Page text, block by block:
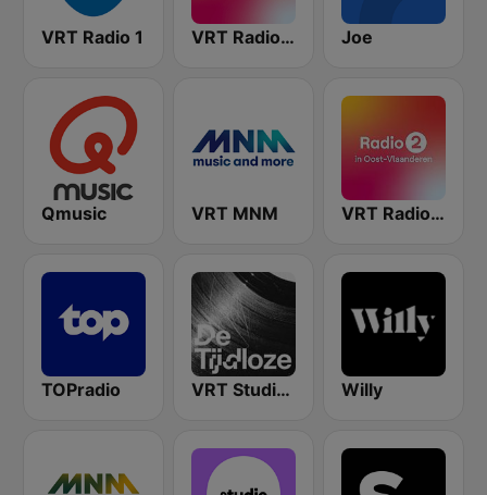
VRT Radio 1 VRT Radio 2 Antwerpen Joe
Qmusic VRT MNM VRT Radio 2 Oost-Vlaanderen
TOPradio VRT Studio Brussel - De Tijdloze Willy